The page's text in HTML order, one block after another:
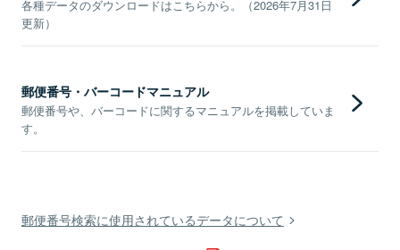
各種データのダウンロードはこちらから。（2026年7月31日
更新）
郵便番号・バーコードマニュアル
郵便番号や、バーコードに関するマニュアルを掲載していま
す。
郵便番号検索に使用されているデータについて